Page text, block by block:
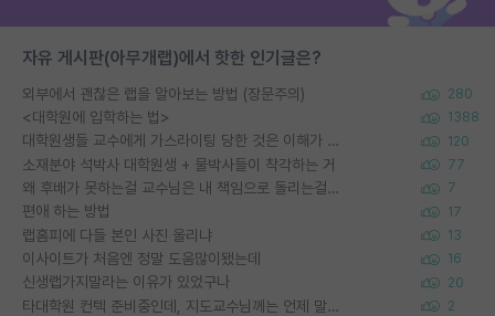
자유 게시판(아무개랩)에서 핫한 인기글은?
외부에서 괜찮은 랩을 알아보는 방법 (장문주의) 280
<대학원에 입학하는 법> 1388
대학원생들 교수에게 가스라이팅 당한 것은 이해가 갑니다. 안타깝네요. 120
소재분야 석박사 대학원생 + 물박사들이 착각하는 거 77
왜 후배가 못하는걸 교수님은 내 책임으로 돌리는걸까요? 7
편애 하는 방법 17
랩홈피에 다들 본인 사진 올리냐 13
이사이트가 처음엔 정말 도움많이됐는데 16
신생랩가지말라는 이유가 있었구나 20
타대학원 컨텍 준비중인데, 지도교수님께는 언제 말씀드려야 할까요? 2